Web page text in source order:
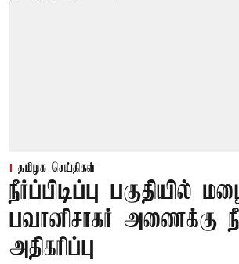
தமிழக செய்திகள்
நீர்ப்பிடிப்பு பகுதியில்
பவானிசாகர் அணைக்கு
அதிகரிப்பு